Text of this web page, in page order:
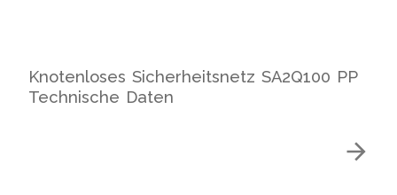
Knotenloses Sicherheitsnetz SA2Q100 PP
Technische Daten